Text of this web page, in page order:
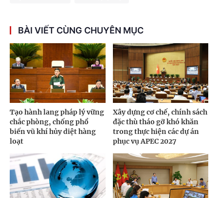
BÀI VIẾT CÙNG CHUYÊN MỤC
Tạo hành lang pháp lý vững
chắc phòng, chống phổ
biến vũ khí hủy diệt hàng
loạt
Xây dựng cơ chế, chính sách
đặc thù tháo gỡ khó khăn
trong thực hiện các dự án
phục vụ APEC 2027